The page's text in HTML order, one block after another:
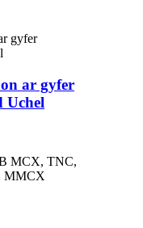
ar gyfer
Uchel
MCX, TNC,
MMCX